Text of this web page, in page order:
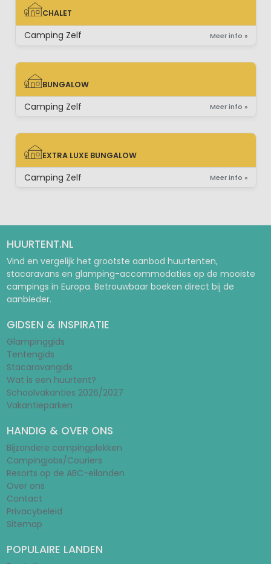
CHALET
CHALET
Camping Zelf Meer info »
BUNGALOW
BUNGALOW
Camping Zelf Meer info »
EXTRA LUXE BUNGALOW
EXTRA LUXE BUNGALOW
Camping Zelf Meer info »
HUURTENT.NL
Vind en vergelijk het grootste aanbod huurtenten,
stacaravans en glamping-accommodaties op de mooiste
campings in Europa. Betrouwbaar boeken direct bij de
aanbieder.
GIDSEN & INSPIRATIE
Glampinggids
Tentengids
Stacaravangids
Wat is een huurtent?
Schoolvakanties 2026/2027
Vakantieparken
HANDIG & OVER ONS
Bijzondere campingplekken
Campingjobs/Couriers
Resorts op de ABC-eilanden
Over ons
Contact
Privacybeleid
Sitemap
POPULAIRE LANDEN